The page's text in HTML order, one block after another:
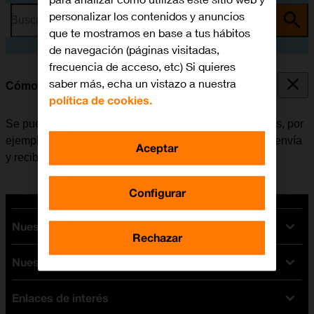
Busca por problema o tema
Cómo consultar el consumo de datos
Se puede ver cuántos datos móviles han sido utilizados, por
ejemplo, al usar el navegador de internet o cuando se envía
y recibe correo electrónico.
Nuestras tarifas
Tarifas Orange
Tarifas fibra y móvil
Tarifas móviles
Nuestros dispositivos
Ofertas en móviles
Enlaces de interés
personalizar los contenidos y anuncios
que te mostramos en base a tus hábitos
de navegación (páginas visitadas,
frecuencia de acceso, etc) Si quieres
saber más, echa un vistazo a nuestra
política de cookies.
Configurar
Rechazar
Aceptar